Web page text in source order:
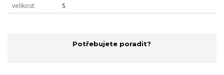
velikost
S
Potřebujete poradit?